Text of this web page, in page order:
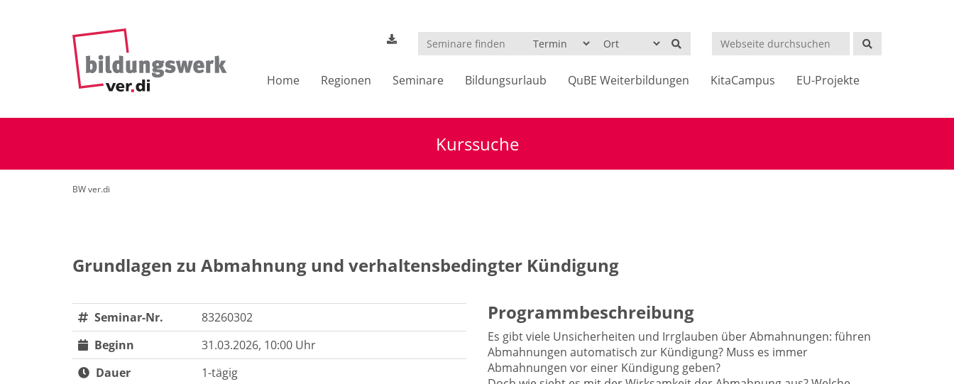
Suchen
Home Regionen Seminare Bildungsurlaub QuBE Weiterbildungen KitaCampus EU-Projekte
Kurssuche
BW ver.di
Grundlagen zu Abmahnung und verhaltensbedingter Kündigung
Seminar-Nr.
83260302
Beginn
31.03.2026, 10:00 Uhr
Dauer
1-tägig
Programmbeschreibung
Es gibt viele Unsicherheiten und Irrglauben über Abmahnungen: führen
Abmahnungen automatisch zur Kündigung? Muss es immer
Abmahnungen vor einer Kündigung geben?